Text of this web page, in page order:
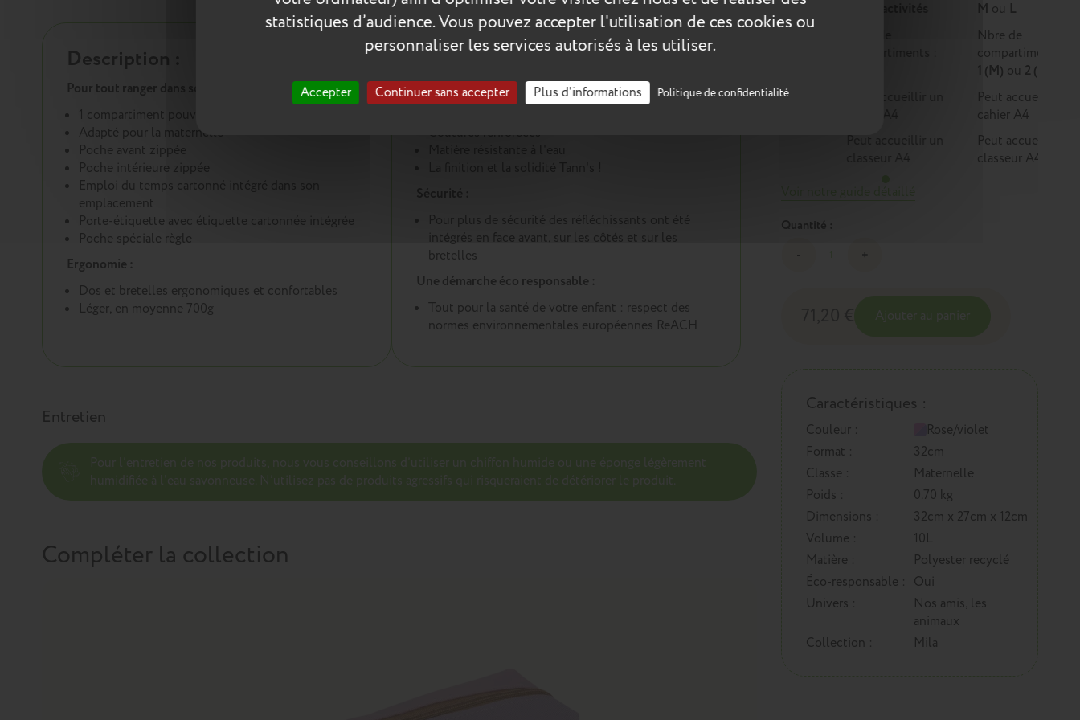
statistiques d’audience. Vous pouvez accepter l'utilisation de ces cookies ou
personnaliser les services autorisés à les utiliser.
Accepter Continuer sans accepter Plus d'informations Politique de confidentialité
Peut accueillir un
M ou L
Nbre de
compartiments :
1 (M) ou 2 (L)
Peut accueillir un
cahier A4
Peut accueillir un
classeur A4
Quantité :
Caractéristiques :
Couleur :
Rose/violet
Format :
32cm
Classe :
Maternelle
Poids :
0.70 kg
Dimensions :
32cm x 27cm x 12cm
Volume :
10L
Matière :
Polyester recyclé
Éco-responsable : Oui
Univers :
Nos amis, les
animaux
Collection :
Mila
Description :
Pour tout ranger dans son cartable :
1 compartiment pouvant accueillir les cahiers A4
Adapté pour la maternelle
Poche avant zippée
Poche intérieure zippée
Emploi du temps cartonné intégré dans son
emplacement
Porte-étiquette avec étiquette cartonnée intégrée
Poche spéciale règle
Ergonomie :
Dos et bretelles ergonomiques et confortables
Léger, en moyenne 700g
Les plus du produit :
Un cartable conçu pour durer :
Coutures renforcées
Pour plus de sécurité des réfléchissants ont été
intégrés en face avant, sur les côtés et sur les
bretelles
Une démarche éco responsable :
Tout pour la santé de votre enfant : respect des
normes environnementales européennes ReACH
Entretien
Compléter la collection